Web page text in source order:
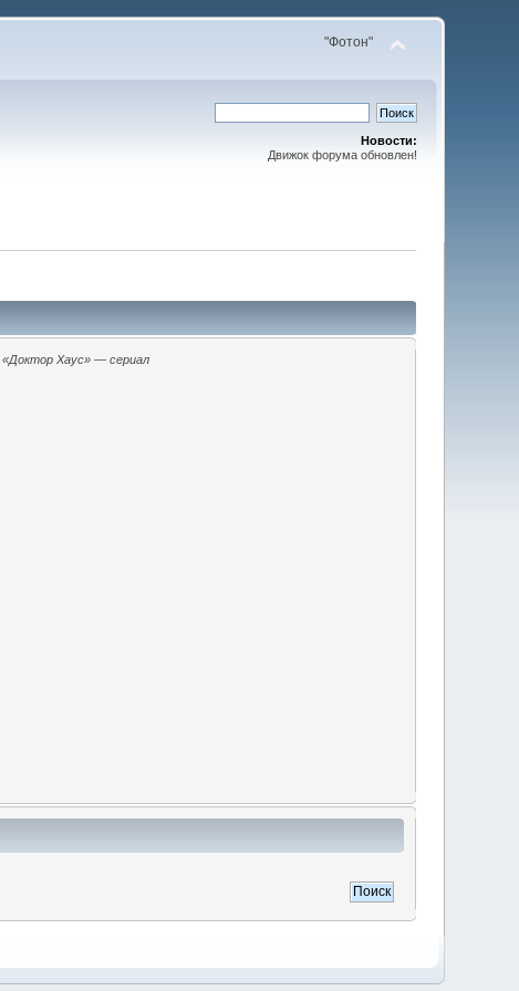
"Фотон"
Новости:
Движок форума обновлен!
«Доктор Хаус» — сериал